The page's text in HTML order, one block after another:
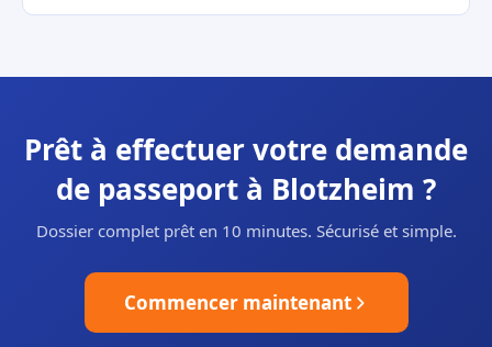
Prêt à effectuer votre demande
de passeport à Blotzheim ?
Dossier complet prêt en 10 minutes. Sécurisé et simple.
Commencer maintenant